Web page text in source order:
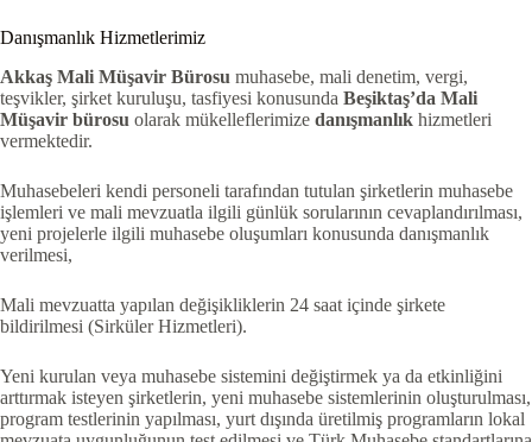
Danışmanlık Hizmetlerimiz
Akkaş Mali Müşavir Bürosu muhasebe, mali denetim, vergi,
teşvikler, şirket kuruluşu, tasfiyesi konusunda Beşiktaş’da Mali
Müşavir bürosu olarak mükelleflerimize danışmanlık hizmetleri
vermektedir.
Muhasebeleri kendi personeli tarafından tutulan şirketlerin muhasebe
işlemleri ve mali mevzuatla ilgili günlük sorularının cevaplandırılması,
yeni projelerle ilgili muhasebe oluşumları konusunda danışmanlık
verilmesi,
Mali mevzuatta yapılan değişikliklerin 24 saat içinde şirkete
bildirilmesi (Sirküler Hizmetleri).
Yeni kurulan veya muhasebe sistemini değiştirmek ya da etkinliğini
arttırmak isteyen şirketlerin, yeni muhasebe sistemlerinin oluşturulması,
program testlerinin yapılması, yurt dışında üretilmiş programların lokal